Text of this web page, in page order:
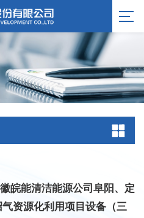
皖能清洁能源公司阜阳、定
资源化利用项目设备（三